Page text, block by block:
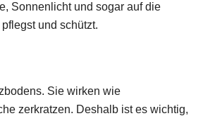
Sonnenlicht und sogar auf die
und schützt.
Sie wirken wie
zerkratzen. Deshalb ist es wichtig,